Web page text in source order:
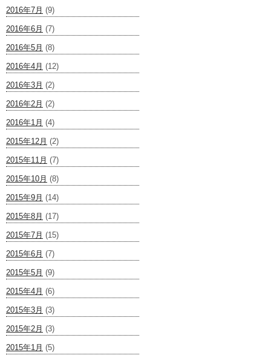
2016年7月 (9)
2016年6月 (7)
2016年5月 (8)
2016年4月 (12)
2016年3月 (2)
2016年2月 (2)
2016年1月 (4)
2015年12月 (2)
2015年11月 (7)
2015年10月 (8)
2015年9月 (14)
2015年8月 (17)
2015年7月 (15)
2015年6月 (7)
2015年5月 (9)
2015年4月 (6)
2015年3月 (3)
2015年2月 (3)
2015年1月 (5)